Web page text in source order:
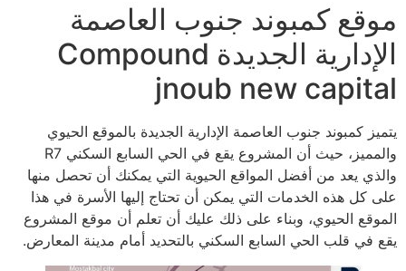
موقع كمبوند جنوب العاصمة
الإدارية الجديدة Compound
jnoub new capital
يتميز كمبوند جنوب العاصمة الإدارية الجديدة بالموقع الحيوي
والمميز، حيث أن المشروع يقع في الحي السابع السكني R7
والذي يعد من أفضل المواقع الحيوية التي يمكنك أن تحصل منها
على كل هذه الخدمات التي يمكن أن تحتاج إليها الأسرة في هذا
الموقع الحيوي، وبناء على ذلك عليك أن تعلم أن موقع المشروع
يقع في قلب الحي السابع السكني بالتحديد أمام مدينة المعارض.